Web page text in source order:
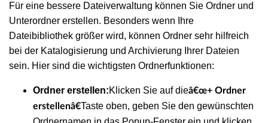
Für eine bessere Dateiverwaltung können Sie Ordner und
Unterordner erstellen. Besonders wenn Ihre
Dateibibliothek größer wird, können Ordner sehr hilfreich
bei der Katalogisierung und Archivierung Ihrer Dateien
sein. Hier sind die wichtigsten Ordnerfunktionen:
Ordner erstellen:Klicken Sie auf dieâ€œ+ Ordner
erstellenâ€Taste oben, geben Sie den gewünschten